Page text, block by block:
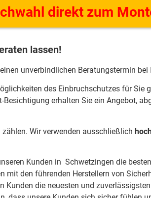
direkt zum
lassen!
unverbindlichen Beratungstermin bei
des Einbruchschutzes für Sie
Besichtigung erhalten Sie ein Angebot,
Wir verwenden ausschließlich
Kunden in Schwetzingen die
mit den führenden Herstellern von
Kunden die neuesten und